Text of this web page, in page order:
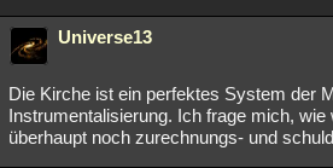
Universe13
Die Kirche ist ein perfektes System der
Instrumentalisierung. Ich frage mich, wie
überhaupt noch zurechnungs- und